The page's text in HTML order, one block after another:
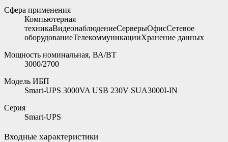
Сфера применения
Компьютерная
техникаВидеонаблюдениеСерверыОфисСетевое
оборудованиеТелекоммуникацииХранение данных
Мощность номинальная, ВА/ВТ
3000/2700
Модель ИБП
Smart-UPS 3000VA USB 230V SUA3000I-IN
Серия
Smart-UPS
Входные характеристики